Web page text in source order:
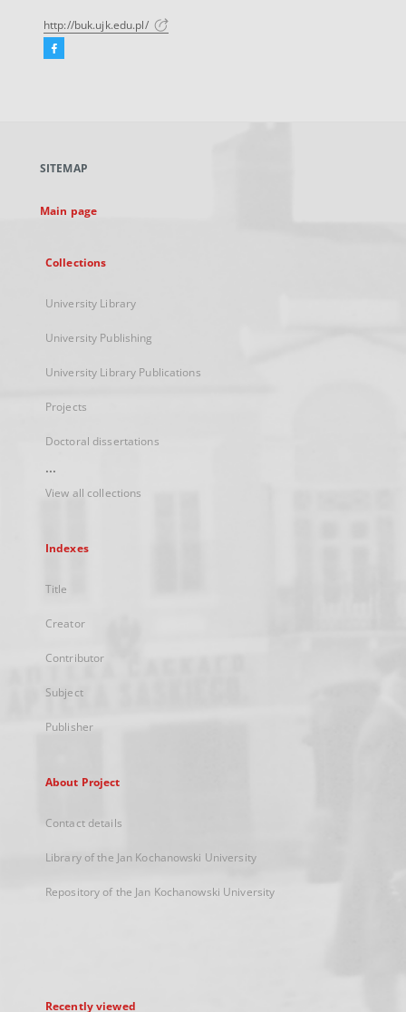
http://buk.ujk.edu.pl/
Facebook
new
SITEMAP
Main page
Collections
University Library
University Publishing
University Library Publications
Projects
Doctoral dissertations
...
View all collections
Indexes
Title
Creator
Contributor
Subject
Publisher
About Project
Contact details
Library of the Jan Kochanowski University
Repository of the Jan Kochanowski University
Recently viewed